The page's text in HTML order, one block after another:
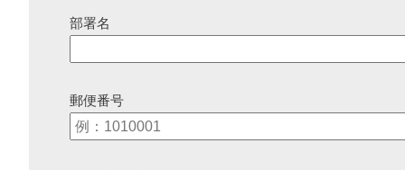
部署名
郵便番号